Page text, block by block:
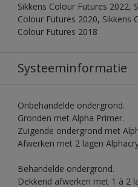
Sikkens Colour Futures 2022,
Colour Futures 2020, Sikkens
Colour Futures 2018
Systeeminformatie
Onbehandelde ondergrond.
Gronden met Alpha Primer.
Zuigende ondergrond met
Afwerken met 2 lagen
Behandelde ondergrond.
Dekkend afwerken met 1 à 2